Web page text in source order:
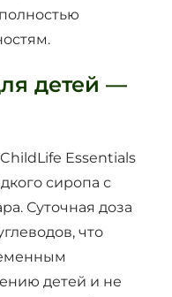
детей —
Essentials
сиропа с
Суточная доза
что
детей и не